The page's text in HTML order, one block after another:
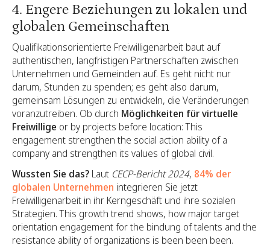
4. Engere Beziehungen zu lokalen und
globalen Gemeinschaften
Qualifikationsorientierte Freiwilligenarbeit baut auf
authentischen, langfristigen Partnerschaften zwischen
Unternehmen und Gemeinden auf. Es geht nicht nur
darum, Stunden zu spenden; es geht also darum,
gemeinsam Lösungen zu entwickeln, die Veränderungen
voranzutreiben. Ob durch Möglichkeiten für virtuelle
Freiwillige or by projects before location: This
engagement strengthen the social action ability of a
company and strengthen its values of global civil.
Wussten Sie das? Laut CECP-Bericht 2024, 84% der
globalen Unternehmen integrieren Sie jetzt
Freiwilligenarbeit in ihr Kerngeschäft und ihre sozialen
Strategien. This growth trend shows, how major target
orientation engagement for the bindung of talents and the
resistance ability of organizations is been been been.